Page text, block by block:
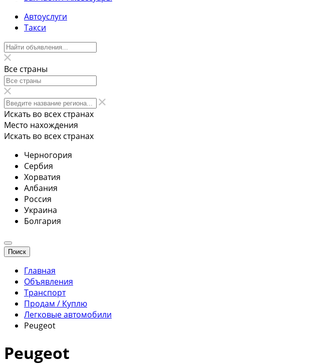
Автоуслуги
Такси
Все страны
Искать во всех странах
Место нахождения
Искать во всех странах
Черногория
Сербия
Хорватия
Албания
Россия
Украина
Болгария
Поиск
Главная
Объявления
Транспорт
Продам / Куплю
Легковые автомобили
Peugeot
Peugeot